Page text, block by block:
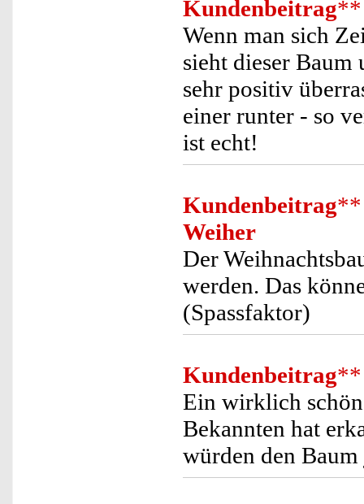
Kundenbeitrag**
Wenn man sich
sieht dieser
sehr positiv
einer runter - so
ist echt!
Kundenbeitrag**
Weiher
Der
werden. Das
(Spassfaktor)
Kundenbeitrag**
Ein wirklich
Bekannten hat
würden den